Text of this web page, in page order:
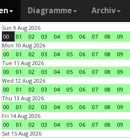
Diagramme Archiv
Sun 9 Aug 2026
00
01 02 03 04 05 06 07 08 09
Mon 10 Aug 2026
00
01 02 03 04 05 06 07 08 09
Tue 11 Aug 2026
00
01 02 03 04 05 06 07 08 09
Wed 12 Aug 2026
00
01 02 03 04 05 06 07 08 09
Thu 13 Aug 2026
00
01 02 03 04 05 06 07 08 09
Fri 14 Aug 2026
00
01 02 03 04 05 06 07 08 09
Sat 15 Aug 2026